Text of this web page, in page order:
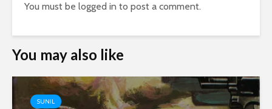
You must be logged in to post a comment.
You may also like
SUNIL